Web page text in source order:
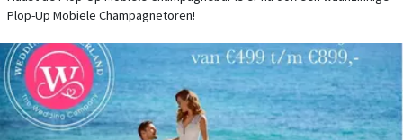
Plop-Up Mobiele Champagnetoren!